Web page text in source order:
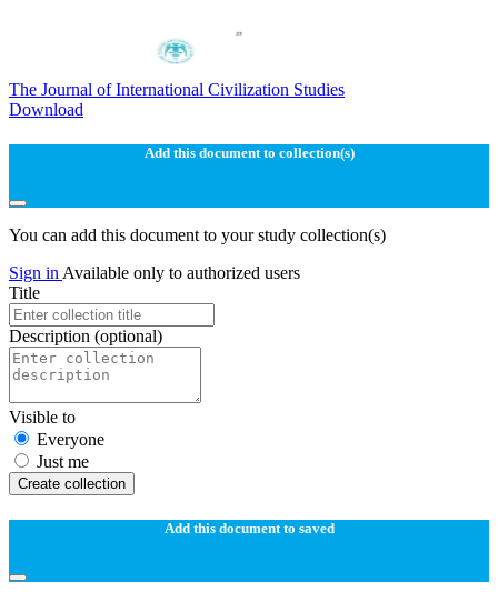
The Journal of International Civilization Studies
Download
Add this document to collection(s)
You can add this document to your study collection(s)
Sign in Available only to authorized users
Title
Description (optional)
Visible to
Everyone
Just me
Create collection
Add this document to saved